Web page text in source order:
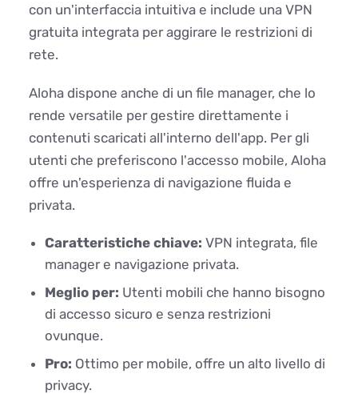
con un'interfaccia intuitiva e include una VPN
gratuita integrata per aggirare le restrizioni di
rete.
Aloha dispone anche di un file manager, che lo
rende versatile per gestire direttamente i
contenuti scaricati all'interno dell'app. Per gli
utenti che preferiscono l'accesso mobile, Aloha
offre un'esperienza di navigazione fluida e
privata.
Caratteristiche chiave: VPN integrata, file
manager e navigazione privata.
Meglio per: Utenti mobili che hanno bisogno
di accesso sicuro e senza restrizioni
ovunque.
Pro: Ottimo per mobile, offre un alto livello di
privacy.